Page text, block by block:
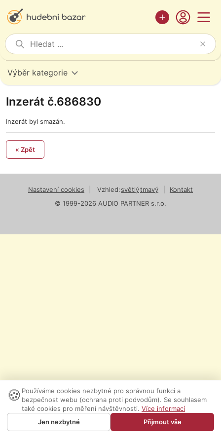
Výběr kategorie
Inzerát č.686830
Inzerát byl smazán.
« Zpět
Nastavení cookies Vzhled:světlýtmavý
Kontakt
© 1999-2026 AUDIO PARTNER s.r.o.
🍪 Používáme cookies nezbytné pro správnou funkci a
bezpečnost webu (ochrana proti podvodům). Se souhlasem
také cookies pro měření návštěvnosti. Více informací
Jen nezbytné
Přijmout vše